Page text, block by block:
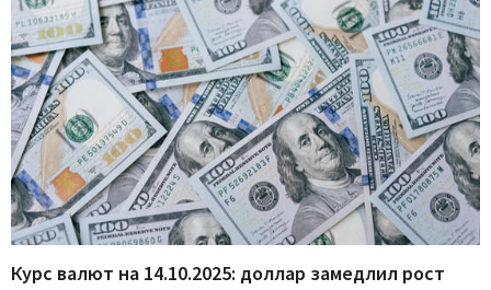
Курс валют на 14.10.2025: доллар замедлил рост